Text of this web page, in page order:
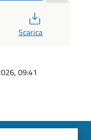
Scarica
09:41